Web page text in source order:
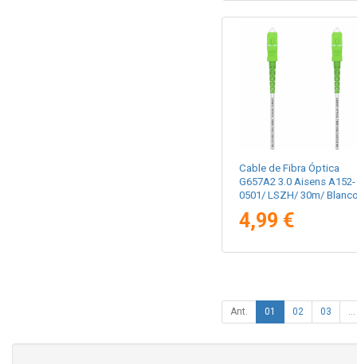
Cable de Fibra Óptica
G657A2 3.0 Aisens A152-
0501/ LSZH/ 30m/
4,99 €
Ant. 01 02 03 ...